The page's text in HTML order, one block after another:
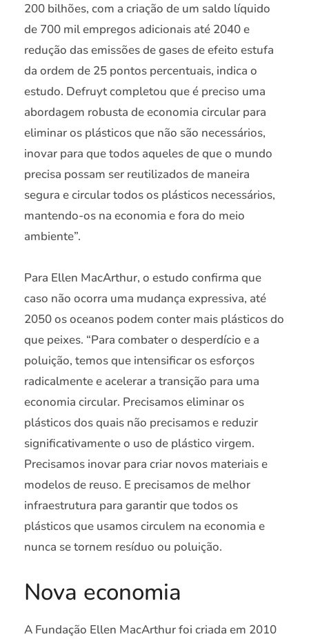
200 bilhões, com a criação de um saldo líquido
de 700 mil empregos adicionais até 2040 e
redução das emissões de gases de efeito estufa
da ordem de 25 pontos percentuais, indica o
estudo. Defruyt completou que é preciso uma
abordagem robusta de economia circular para
eliminar os plásticos que não são necessários,
inovar para que todos aqueles de que o mundo
precisa possam ser reutilizados de maneira
segura e circular todos os plásticos necessários,
mantendo-os na economia e fora do meio
ambiente”.
Para Ellen MacArthur, o estudo confirma que
caso não ocorra uma mudança expressiva, até
2050 os oceanos podem conter mais plásticos do
que peixes. “Para combater o desperdício e a
poluição, temos que intensificar os esforços
radicalmente e acelerar a transição para uma
economia circular. Precisamos eliminar os
plásticos dos quais não precisamos e reduzir
significativamente o uso de plástico virgem.
Precisamos inovar para criar novos materiais e
modelos de reuso. E precisamos de melhor
infraestrutura para garantir que todos os
plásticos que usamos circulem na economia e
nunca se tornem resíduo ou poluição.
Nova economia
A Fundação Ellen MacArthur foi criada em 2010